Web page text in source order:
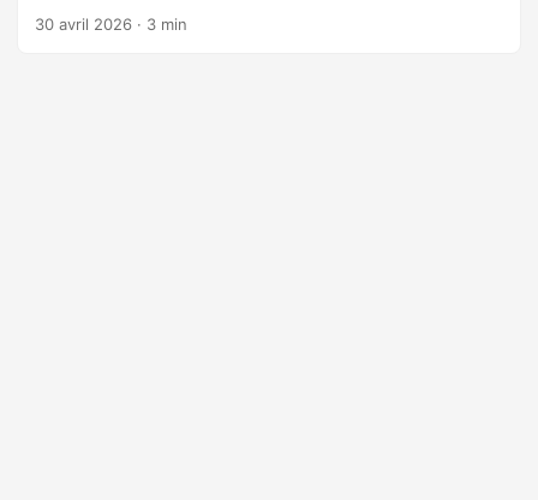
coordonnée de CVE-2026-31431, surnommé « Copy Fail »,
30 avril 2026 · 3 min